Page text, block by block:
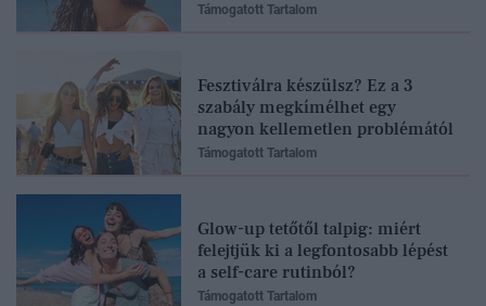
Támogatott Tartalom
Fesztiválra készülsz? Ez a 3
szabály megkímélhet egy
nagyon kellemetlen problémától
Támogatott Tartalom
Glow-up tetőtől talpig: miért
felejtjük ki a legfontosabb lépést
a self-care rutinból?
Támogatott Tartalom